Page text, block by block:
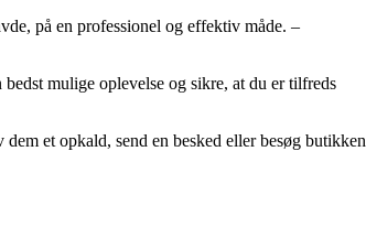
på en professionel og effektiv måde. –
mulige oplevelse og sikre, at du er tilfreds
et opkald, send en besked eller besøg butikken